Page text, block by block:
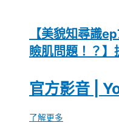
【美貌知尋識
瞼肌問題！？】
官方影音 |
了解更多